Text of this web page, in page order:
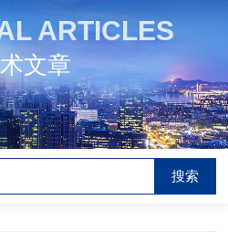
ARTICLES
文章